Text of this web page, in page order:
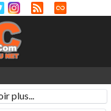
plus...